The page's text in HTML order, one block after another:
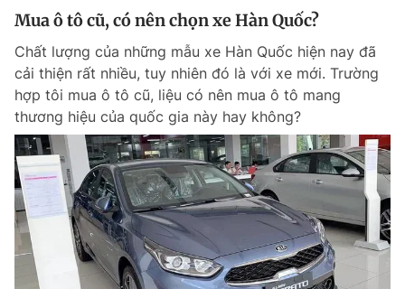
Chuyên mục
Chuyên mục khác
Chào ngày mới Tin 24h
Tin thị trường Tin 360
Video Magazine
Thông tin tài khoản
Đổi mật khẩu
Tin đã lưu
Tin đã xem
Đăng xuất
Mua ô tô cũ, có nên chọn xe Hàn Quốc?
Chất lượng của những mẫu xe Hàn Quốc hiện nay đã
cải thiện rất nhiều, tuy nhiên đó là với xe mới. Trường
hợp tôi mua ô tô cũ, liệu có nên mua ô tô mang
thương hiệu của quốc gia này hay không?